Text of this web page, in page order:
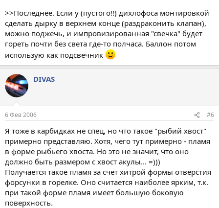
>>Последнее. Если у (пустого!!) дихлофоса монтировкой
сделать дырку в верхнем конце (раздраконить клапан),
можно поджечь, и импровизированная "свечка" будет
гореть почти без света где-то полчаса. Баллон потом
использую как подсвечник
DIVAS
6 Фев 2006 #6
Я тоже в карбидках не спец, но что такое "рыбий хвост"
примерно представляю. Хотя, чего тут примерно - пламя
в форме рыбьего хвоста. Но это не значит, что оно
должно быть размером с хвост акулы... =)))
Получается такое пламя за счет хитрой формы отверстия
форсунки в горелке. Оно считается наиболее ярким, т.к.
при такой форме пламя имеет большую боковую
поверхность.